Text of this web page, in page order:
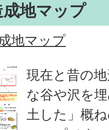
地マップ
地マップ
現在と昔の
な谷や沢を
土した」概